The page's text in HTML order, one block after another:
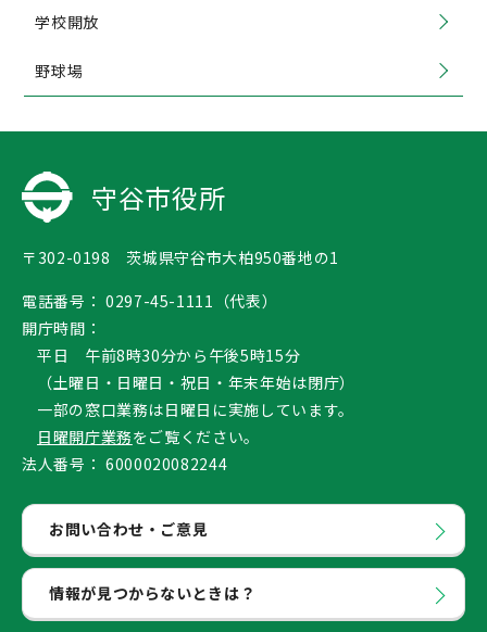
学校開放
野球場
守谷市役所
〒302-0198 茨城県守谷市大柏950番地の1
電話番号： 0297-45-1111（代表）
開庁時間：
平日 午前8時30分から午後5時15分
（土曜日・日曜日・祝日・年末年始は閉庁）
一部の窓口業務は日曜日に実施しています。
日曜開庁業務をご覧ください。
法人番号： 6000020082244
お問い合わせ・ご意見
情報が見つからないときは？